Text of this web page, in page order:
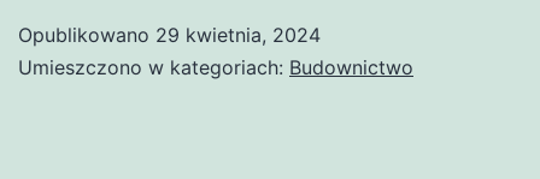
wywozu
Opublikowano 29 kwietnia, 2024
Umieszczono w kategoriach: Budownictwo